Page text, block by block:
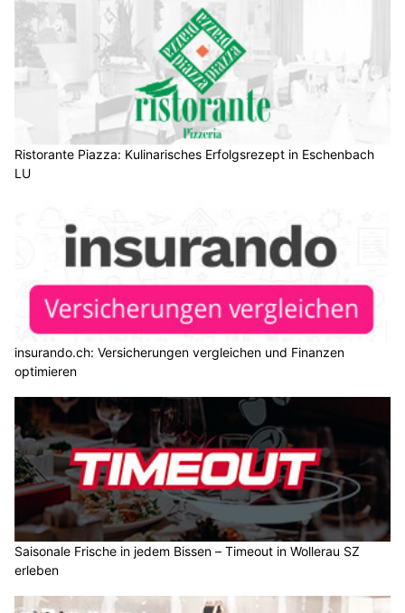
Ristorante Piazza: Kulinarisches Erfolgsrezept in Eschenbach
LU
insurando.ch: Versicherungen vergleichen und Finanzen
optimieren
Saisonale Frische in jedem Bissen – Timeout in Wollerau SZ
erleben